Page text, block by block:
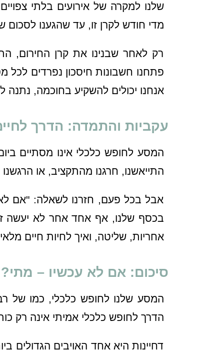
שלנו למקרה של אירועים בלתי
מדי חודש לקרן זו, עד שהגענו לסכום
רק לאחר שבנינו את קרן החירום,
פתחנו חשבונות חיסכון נפרדים לכל
אנחנו יכולים להשקיע בחוכמה,
עקביות והתמדה: הדרך
המסע לחופש כלכלי אינו מסתיים
התייאשנו, חרגנו מהתקציב, או
אבל בכל פעם, חזרנו לשאלה: "אם
בכסף שלנו, אף אחד אחר לא יעשה
אחריות, שליטה, ואיך לחיות חיים
סיכום: אם לא עכשיו –
המסע שלנו לחופש כלכלי, כמו של
הדרך לחופש כלכלי אמיתי אינה רק
דחיינות היא אחד האויבים